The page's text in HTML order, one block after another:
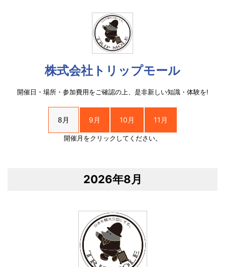
株式会社トリップモール
開催日・場所・参加費用をご確認の上、是非新しい知識・体験を!
8月 9月 10月 11月
開催月をクリックしてください。
2026年8月